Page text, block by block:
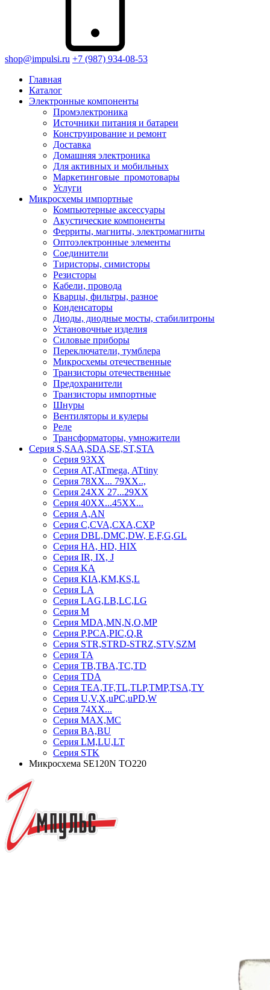
shop@impulsi.ru +7 (987) 934-08-53
Главная
Каталог
Электронные компоненты
Промэлектроника
Источники питания и батареи
Конструирование и ремонт
Доставка
Домашняя электроника
Для активных и мобильных
Маркетинговые_промотовары
Услуги
Микросхемы импортные
Компьютерные аксессуары
Акустические компоненты
Ферриты, магниты, электромагниты
Оптоэлектронные элементы
Соединители
Тиристоры, симисторы
Резисторы
Кабели, провода
Кварцы, фильтры, разное
Конденсаторы
Диоды, диодные мосты, стабилитроны
Установочные изделия
Силовые приборы
Переключатели, тумблера
Микросхемы отечественные
Транзисторы отечественные
Предохранители
Транзисторы импортные
Шнуры
Вентиляторы и кулеры
Реле
Трансформаторы, умножители
Серия S,SAA,SDA,SE,ST,STA
Серия 93ХХ
Серия AT,ATmega, ATtiny
Серия 78ХХ... 79XX..,
Серия 24ХХ 27...29ХХ
Серия 40ХХ...45ХХ...
Серия A,AN
Серия C,CVA,CXA,CXP
Серия DBL,DMC,DW, E,F,G,GL
Серия HA, HD, HIX
Серия IR, IX, J
Серия KA
Серия KIA,KM,KS,L
Серия LA
Серия LAG,LB,LC,LG
Серия M
Серия MDA,MN,N,O,MP
Серия P,PCA,PIC,Q,R
Серия STR,STRD-STRZ,STV,SZM
Серия TA
Серия TB,TBA,TC,TD
Серия TDA
Серия TEA,TF,TL,TLP,TMP,TSA,TY
Серия U,V,X,uPC,uPD,W
Серия 74ХХ...
Серия MAX,MC
Серия BA,BU
Серия LM,LU,LT
Серия STK
Микросхема SE120N TO220